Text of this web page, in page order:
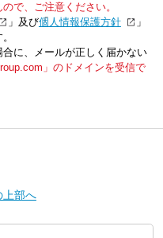
で、ご注意ください。
」及び「個人情報保護方針
」
に、メールが正しく届かない
」のドメインを受信で
上部へ